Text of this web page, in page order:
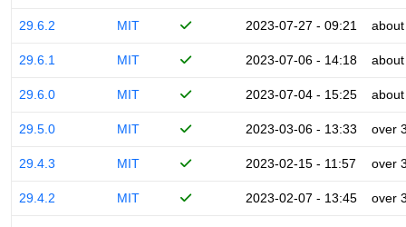
29.6.2 MIT 2023-07-27 - 09:21
29.6.1 MIT 2023-07-06 - 14:18
29.6.0 MIT 2023-07-04 - 15:25
29.5.0 MIT 2023-03-06 - 13:33 over
29.4.3 MIT 2023-02-15 - 11:57 over
29.4.2 MIT 2023-02-07 - 13:45 over